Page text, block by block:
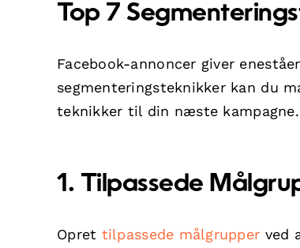
Top 7
Facebook-annoncer giver
segmenteringsteknikker kan du
teknikker til din næste kampagne.
1. Tilpassede
Opret tilpassede målgrupper ved